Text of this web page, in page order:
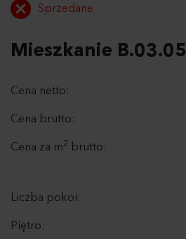
Sprzedane
Mieszkanie B.03.05
Cena netto:
Cena brutto:
Cena za m2 brutto:
Liczba pokoi:
Piętro: